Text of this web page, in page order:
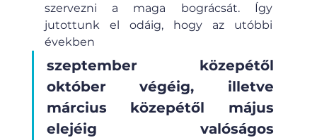
szervezni a maga bográcsát. Így
jutottunk el odáig, hogy az utóbbi
években
szeptember közepétől
október végéig, illetve
március közepétől május
elejéig valóságos